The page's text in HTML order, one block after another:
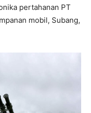
pertahanan PT
mobil, Subang,